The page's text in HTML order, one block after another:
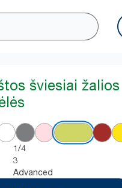
šviesiai žalios
1/4
3
Advanced